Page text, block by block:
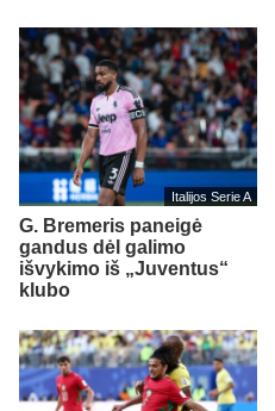
Italijos Serie A
G. Bremeris paneigė
gandus dėl galimo
išvykimo iš „Juventus“
klubo